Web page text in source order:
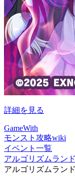
詳細を見る
GameWith
モンスト攻略wiki
イベント一覧
アルゴリズムラン
アルゴリズムラン